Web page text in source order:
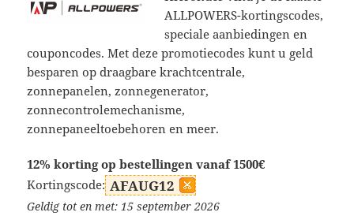
ALLPOWERS-kortingscodes,
speciale aanbiedingen en
couponcodes. Met deze promotiecodes kunt u geld
besparen op draagbare krachtcentrale,
zonnepanelen, zonnegenerator,
zonnecontrolemechanisme,
zonnepaneeltoebehoren en meer.
12% korting op bestellingen vanaf 1500€
Kortingscode: AFAUG12
Geldig tot en met: 15 september 2026